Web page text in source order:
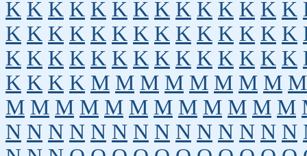
K K K K K K K K K K K K K K
K K K K K K K K K K K K K K
K K K K K K K K K K K K K K
K K K K M M M M M M M M M
M M M M M M M M M M M M
N N N N N N N N N N N N N N